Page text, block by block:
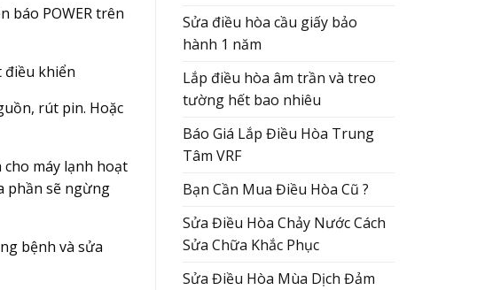
báo POWER trên
điều khiển
rút pin. Hoặc
cho máy lạnh hoạt
phần sẽ ngừng
bệnh và sửa
Sửa điều hòa cầu giấy bảo
hành 1 năm
Lắp điều hòa âm trần và treo
tường hết bao nhiêu
Báo Giá Lắp Điều Hòa Trung
Tâm VRF
Bạn Cần Mua Điều Hòa Cũ ?
Sửa Điều Hòa Chảy Nước Cách
Sửa Chữa Khắc Phục
Sửa Điều Hòa Mùa Dịch Đảm